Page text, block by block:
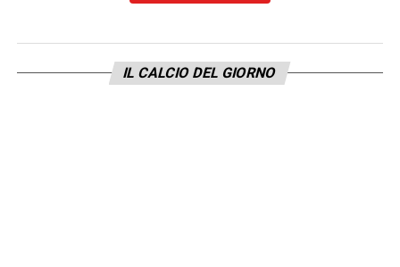
IL CALCIO DEL GIORNO